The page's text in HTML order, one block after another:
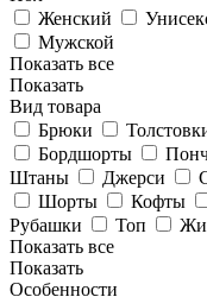
Женский
Мужской
Показать все
Показать
Вид товара
Брюки
Бордшорты
Штаны
Джерси
Шорты
Кофты
Рубашки
Топ
Показать все
Показать
Особенности